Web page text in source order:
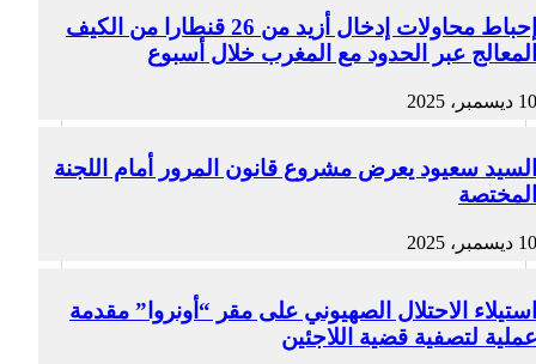
إحباط محاولات إدخال أزيد من 26 قنطارا من الكيف
المعالج عبر الحدود مع المغرب خلال أسبوع
10 ديسمبر، 2025
السيد سعيود يعرض مشروع قانون المرور أمام اللجنة
المختصة
10 ديسمبر، 2025
استيلاء الاحتلال الصهيوني على مقر “أونروا” مقدمة
عملية لتصفية قضية اللاجئين